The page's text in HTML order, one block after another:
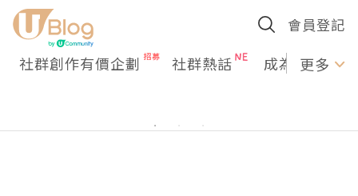
會員登記
社群創作有價企劃 社群熱話 成為U更多